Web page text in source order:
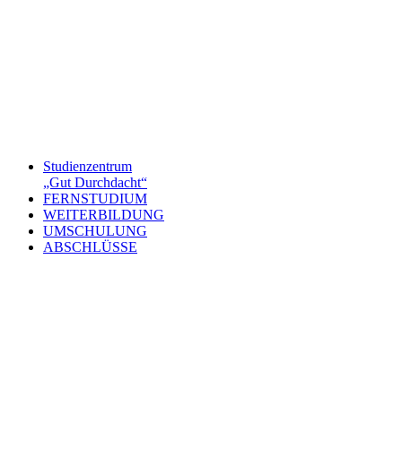
Studienzentrum
„Gut Durchdacht“
FERNSTUDIUM
WEITERBILDUNG
UMSCHULUNG
ABSCHLÜSSE